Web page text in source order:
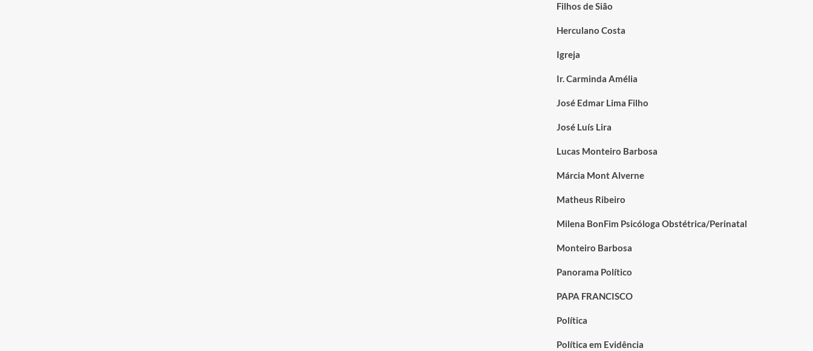
Filhos de Sião
Herculano Costa
Igreja
Ir. Carminda Amélia
José Edmar Lima Filho
José Luís Lira
Lucas Monteiro Barbosa
Márcia Mont Alverne
Matheus Ribeiro
Milena BonFim Psicóloga Obstétrica/Perinatal
Monteiro Barbosa
Panorama Político
PAPA FRANCISCO
Política
Política em Evidência